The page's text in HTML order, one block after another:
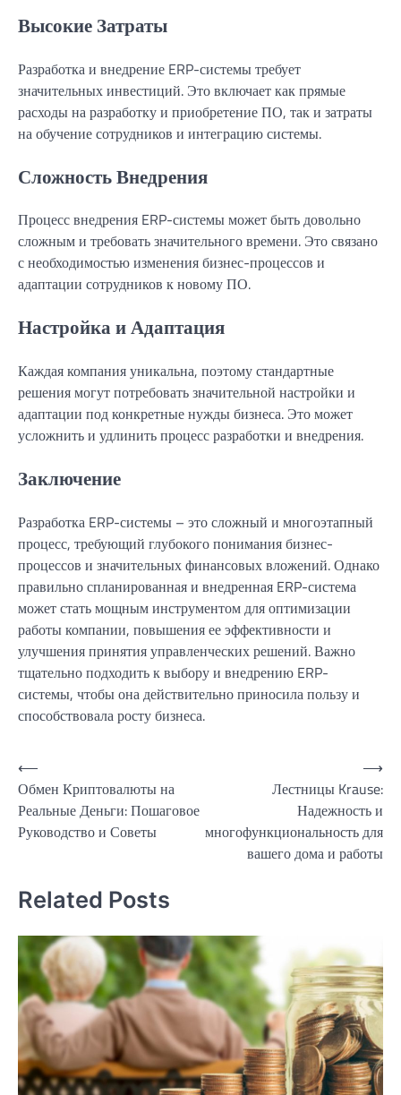
Высокие Затраты
Разработка и внедрение ERP-системы требует
значительных инвестиций. Это включает как прямые
расходы на разработку и приобретение ПО, так и затраты
на обучение сотрудников и интеграцию системы.
Сложность Внедрения
Процесс внедрения ERP-системы может быть довольно
сложным и требовать значительного времени. Это связано
с необходимостью изменения бизнес-процессов и
адаптации сотрудников к новому ПО.
Настройка и Адаптация
Каждая компания уникальна, поэтому стандартные
решения могут потребовать значительной настройки и
адаптации под конкретные нужды бизнеса. Это может
усложнить и удлинить процесс разработки и внедрения.
Заключение
Разработка ERP-системы – это сложный и многоэтапный
процесс, требующий глубокого понимания бизнес-
процессов и значительных финансовых вложений. Однако
правильно спланированная и внедренная ERP-система
может стать мощным инструментом для оптимизации
работы компании, повышения ее эффективности и
улучшения принятия управленческих решений. Важно
тщательно подходить к выбору и внедрению ERP-
системы, чтобы она действительно приносила пользу и
способствовала росту бизнеса.
Навигация
по
записям
⟵
Обмен Криптовалюты на
Реальные Деньги: Пошаговое
Руководство и Советы
Лестницы Krause:
Надежность и
многофункциональность для
вашего дома и работы
⟶
Related Posts